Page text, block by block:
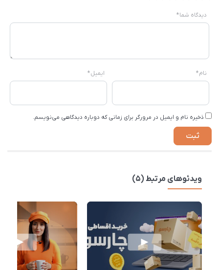
دیدگاه شما*
نام* ایمیل*
ذخیره نام و ایمیل در مرورگر برای زمانی که دوباره دیدگاهی می‌نویسم.
ویدئوهای مرتبط (5)